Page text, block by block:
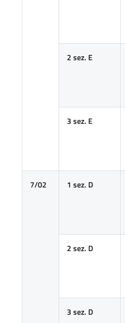
2 sez. E
3 sez. E
7/02 1 sez. D
2 sez. D
3 sez. D